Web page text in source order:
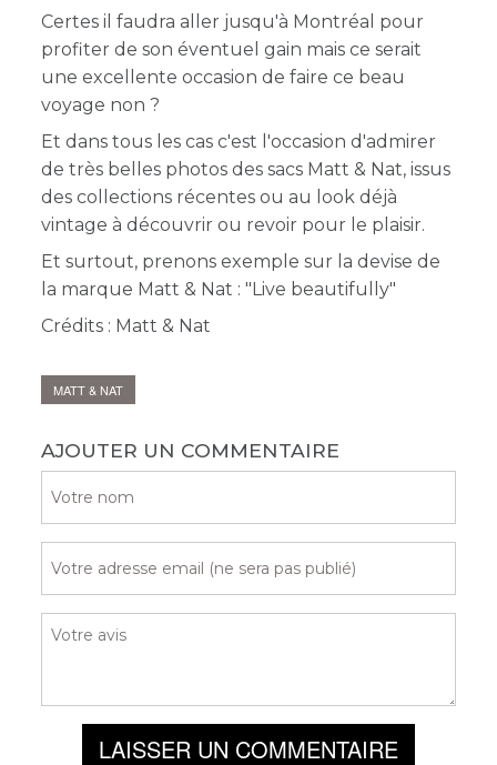
Certes il faudra aller jusqu'à Montréal pour
profiter de son éventuel gain mais ce serait
une excellente occasion de faire ce beau
voyage non ?
Et dans tous les cas c'est l'occasion d'admirer
de très belles photos des sacs Matt & Nat, issus
des collections récentes ou au look déjà
vintage à découvrir ou revoir pour le plaisir.
Et surtout, prenons exemple sur la devise de
la marque Matt & Nat : "Live beautifully"
Crédits : Matt & Nat
MATT & NAT
AJOUTER UN COMMENTAIRE
LAISSER UN COMMENTAIRE